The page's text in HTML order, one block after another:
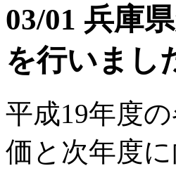
03/01 兵庫
を行いまし
平成19年度
価と次年度